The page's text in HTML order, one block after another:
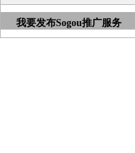
我要发布Sogou推广服务